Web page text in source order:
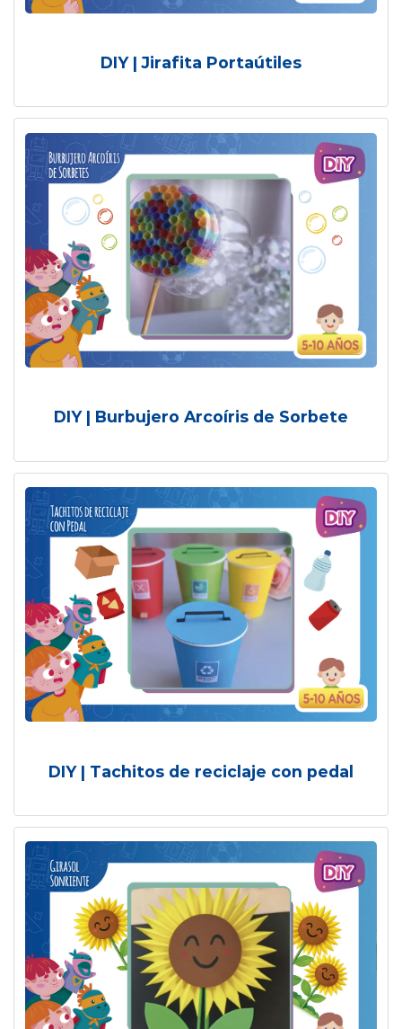
DIY | Jirafita Portaútiles
DIY | Burbujero Arcoíris de Sorbete
DIY | Tachitos de reciclaje con pedal